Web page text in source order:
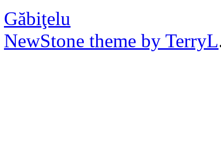
Găbiţelu
NewStone theme by TerryL